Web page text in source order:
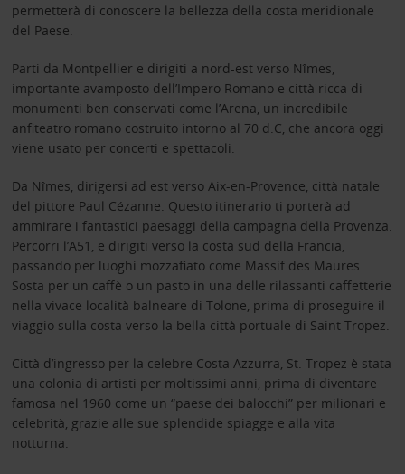
permetterà di conoscere la bellezza della costa meridionale
del Paese.
Parti da Montpellier e dirigiti a nord-est verso Nîmes,
importante avamposto dell’Impero Romano e città ricca di
monumenti ben conservati come l’Arena, un incredibile
anfiteatro romano costruito intorno al 70 d.C, che ancora oggi
viene usato per concerti e spettacoli.
Da Nîmes, dirigersi ad est verso Aix-en-Provence, città natale
del pittore Paul Cézanne. Questo itinerario ti porterà ad
ammirare i fantastici paesaggi della campagna della Provenza.
Percorri l’A51, e dirigiti verso la costa sud della Francia,
passando per luoghi mozzafiato come Massif des Maures.
Sosta per un caffè o un pasto in una delle rilassanti caffetterie
nella vivace località balneare di Tolone, prima di proseguire il
viaggio sulla costa verso la bella città portuale di Saint Tropez.
Città d’ingresso per la celebre Costa Azzurra, St. Tropez è stata
una colonia di artisti per moltissimi anni, prima di diventare
famosa nel 1960 come un “paese dei balocchi” per milionari e
celebrità, grazie alle sue splendide spiagge e alla vita
notturna.